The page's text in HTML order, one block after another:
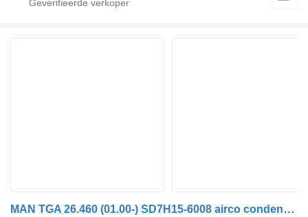
MAN TGA 26.460 (01.00-) SD7H15-6008 airco condensor voor MAN 4-series, TGA (1993-2009) trekker